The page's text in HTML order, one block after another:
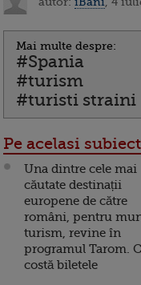
Mai multe despre:
#Spania
#turism
#turisti straini
Pe acelasi
Una dintre cele mai
căutate destinații
europene de către
români, pentru
turism, revine în
programul Tarom.
costă biletele